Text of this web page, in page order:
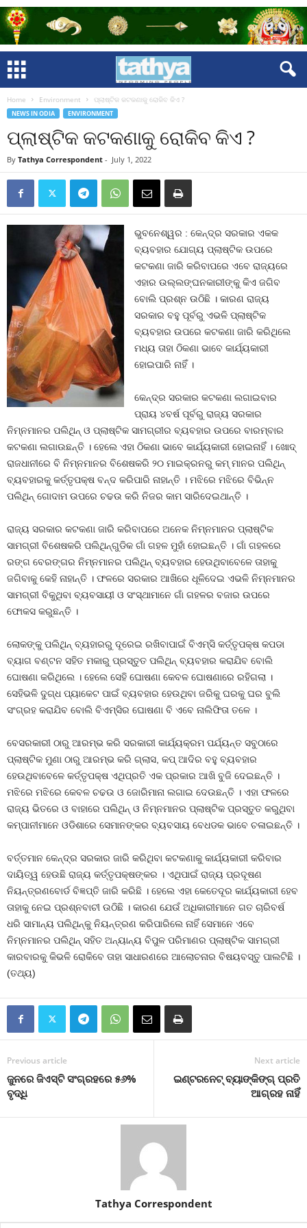
Home Environment ପ୍ଲାଷ୍ଟିକ କଟକଣାକୁ ରୋକିବ କିଏ ?
NEWS IN ODIA ENVIRONMENT
ପ୍ଲାଷ୍ଟିକ କଟକଣାକୁ ରୋକିବ କିଏ ?
By Tathya Correspondent - July 1, 2022
ଭୁବନେଶ୍ୱର : କେନ୍ଦ୍ର ସରକାର ଏକକ
ବ୍ୟବହାର ଯୋଗ୍ୟ ପ୍ଲାଷ୍ଟିକ ଉପରେ
କଟକଣା ଜାରି କରିବାପରେ ଏବେ ରାଜ୍ୟରେ
ଏହାର ଉଲ୍ଲଙ୍ଘନକାରୀଙ୍କୁ କିଏ ଜଗିବ
ବୋଲି ପ୍ରଶ୍ନ ଉଠିଛି । କାରଣ ରାଜ୍ୟ
ସରକାର ବହୁ ପୂର୍ବରୁ ଏଭଳି ପ୍ଲାଷ୍ଟିକ
ବ୍ୟବହାର ଉପରେ କଟକଣା ଜାରି କରିଥିଲେ
ମଧ୍ୟ ତାହା ଠିକଣା ଭାବେ କାର୍ଯ୍ୟକାରୀ
ହୋଇପାରି ନାହିଁ ।
କେନ୍ଦ୍ର ସରକାର କଟକଣା ଲଗାଇବାର
ପ୍ରାୟ ୪ବର୍ଷ ପୂର୍ବରୁ ରାଜ୍ୟ ସରକାର
ନିମ୍ନମାନର ପଲିଥିନ୍‍ ଓ ପ୍ଲାଷ୍ଟିକ ସାମଗ୍ରୀର ବ୍ୟବହାର ଉପରେ ବାରମ୍ବାର
କଟକଣା ଲଗାଉଛନ୍ତି । ହେଲେ ଏହା ଠିକଣା ଭାବେ କାର୍ଯ୍ୟକାରୀ ହୋଇନାହିଁ । ଖୋଦ୍‍
ରାଜଧାନୀରେ ବି ନିମ୍ନମାନର ବିଶେଷକରି ୨୦ ମାଇକ୍ରନରୁ କମ୍‍ ମାନର ପଲିଥିନ୍‍
ବ୍ୟବହାରକୁ କର୍ତ୍ତୃପକ୍ଷ ବନ୍ଦ କରିପାରି ନାହାନ୍ତି । ମଝିରେ ମଝିରେ ବିଭିନ୍ନ
ପଲିଥିନ୍‍ ଗୋଦାମ ଉପରେ ଚଢଉ କରି ନିଜର କାମ ସାରିଦେଇଥାନ୍ତି ।
ରାଜ୍ୟ ସରକାର କଟକଣା ଜାରି କରିବାପରେ ଅନେକ ନିମ୍ନମାନର ପ୍ଲାଷ୍ଟିକ
ସାମଗ୍ରୀ ବିଶେଷକରି ପଲିଥିନ୍‍ଗୁଡିକ ଗାଁ ଗହଳ ମୁହାଁ ହୋଇଛନ୍ତି । ଗାଁ ଗହଳରେ
ରଙ୍ଗ ବେରଙ୍ଗର ନିମ୍ନମାନର ପଲିଥିନ୍‍ ବ୍ୟବହାର ହେଉଥିବାବେଳେ ତାହାକୁ
ଜଗିବାକୁ କେହି ନାହାନ୍ତି । ଫଳରେ ସରକାର ଆଖିରେ ଧୂଳିଦେଇ ଏଭଳି ନିମ୍ନମାନର
ସାମଗ୍ରୀ ବିକୁଥିବା ବ୍ୟବସାୟୀ ଓ ସଂସ୍ଥାମାନେ ଗାଁ ଗହଳର ବଜାର ଉପରେ
ଫୋକସ କରୁଛନ୍ତି ।
ଲୋକଙ୍କୁ ପଲିଥିନ୍‍ ବ୍ୟହାରରୁ ଦୂରେଇ ରଖିବାପାଇଁ ବିଏମ୍‍ସି କର୍ତ୍ତୃପକ୍ଷ କପଡା
ବ୍ୟାଗ ବଣ୍ଟନ ସହିତ ମକାରୁ ପ୍ରସ୍ତୁତ ପଲିଥିନ୍‍ ବ୍ୟବହାର କରାଯିବ ବୋଲି
ଘୋଷଣା କରିଥିଲେ । ହେଲେ ସେହି ଘୋଷଣା କେବଳ ଘୋଷଣାରେ ରହିଗଲା ।
ସେହିଭଳି ଦୁଗ୍ଧ ପ୍ୟାକେଟ ପାଇଁ ବ୍ୟବହାର ହେଉଥିବା ଜରିକୁ ଘରକୁ ଘର ବୁଲି
ସଂଗ୍ରହ କରାଯିବ ବୋଲି ବିଏମ୍‍ସିର ଘୋଷଣା ବି ଏବେ ନାଲିଫିତା ତଳେ ।
ବେସରକାରୀ ଠାରୁ ଆରମ୍ଭ କରି ସରକାରୀ କାର୍ଯ୍ୟକ୍ରମ ପର୍ଯ୍ୟନ୍ତ ସବୁଠାରେ
ପ୍ଲାଷ୍ଟିକ ମୁଣା ଠାରୁ ଆରମ୍ଭ କରି ଗ୍ଲାସ, କପ୍‍ ଆଦିର ବହୁ ବ୍ୟବହାର
ହେଉଥିବାବେଳେ କର୍ତ୍ତୃପକ୍ଷ ଏଥିପ୍ରତି ଏକ ପ୍ରକାର ଆଖି ବୁଜି ଦେଇଛନ୍ତି ।
ମଝିରେ ମଝିରେ କେବଳ ଚଢଉ ଓ ଜୋରିମାନା ଲଗାଇ ଦେଉଛନ୍ତି । ଏହା ଫଳରେ
ରାଜ୍ୟ ଭିତରେ ଓ ବାହାରେ ପଲିଥିନ୍‍ ଓ ନିମ୍ନମାନର ପ୍ଲାଷ୍ଟିକ ପ୍ରସ୍ତୁତ କରୁଥିବା
କମ୍ପାନୀମାନେ ଓଡିଶାରେ ସେମାନଙ୍କର ବ୍ୟବସାୟ ବେଧଡକ ଭାବେ ଚଳାଇଛନ୍ତି ।
ବର୍ତ୍ତମାନ କେନ୍ଦ୍ର ସରକାର ଜାରି କରିଥିବା କଟକଣାକୁ କାର୍ଯ୍ୟକାରୀ କରିବାର
ଦାୟିତ୍ୱ ହେଉଛି ରାଜ୍ୟ କର୍ତ୍ତୃପକ୍ଷଙ୍କର । ଏଥିପାଇଁ ରାଜ୍ୟ ପ୍ରଦୂଷଣ
ନିୟନ୍ତ୍ରଣବୋର୍ଡ ବିଜ୍ଞପ୍ତି ଜାରି କରିଛି । ହେଲେ ଏହା କେତେଦୂର କାର୍ଯ୍ୟକାରୀ ହେବ
ତାହାକୁ ନେଇ ପ୍ରଶ୍ନବାଚୀ ଉଠିଛି । କାରଣ ଯେଉଁ ଅଧିକାରୀମାନେ ଗତ ଚାରିବର୍ଷ
ଧରି ସାମାନ୍ୟ ପଲିଥିନ୍‍କୁ ନିୟନ୍ତ୍ରଣ କରିପାରିଲେ ନାହିଁ ସେମାନେ ଏବେ
ନିମ୍ନମାନର ପଲିଥିନ୍‍ ସହିତ ଅନ୍ୟାନ୍ୟ ବିପୁଳ ପରିମାଣର ପ୍ଲାଷ୍ଟିକ ସାମଗ୍ରୀ
କାରବାରକୁ କିଭଳି ରୋକିବେ ତାହା ସାଧାରଣରେ ଆଲୋଚନାର ବିଷୟବସ୍ତୁ ପାଲଟିଛି ।
(ତଥ୍ୟ)
Previous article
ଜୁନରେ ଜିଏସ୍‌ଟି ସଂଗ୍ରହରେ ୫୬%
ବୃଦ୍ଧି
Next article
ଇଣ୍ଟରନେଟ୍‍ ବ୍ୟାଙ୍କିଙ୍ଗ୍‍ ପ୍ରତି
ଆଗ୍ରହ ନାହିଁ
Tathya Correspondent